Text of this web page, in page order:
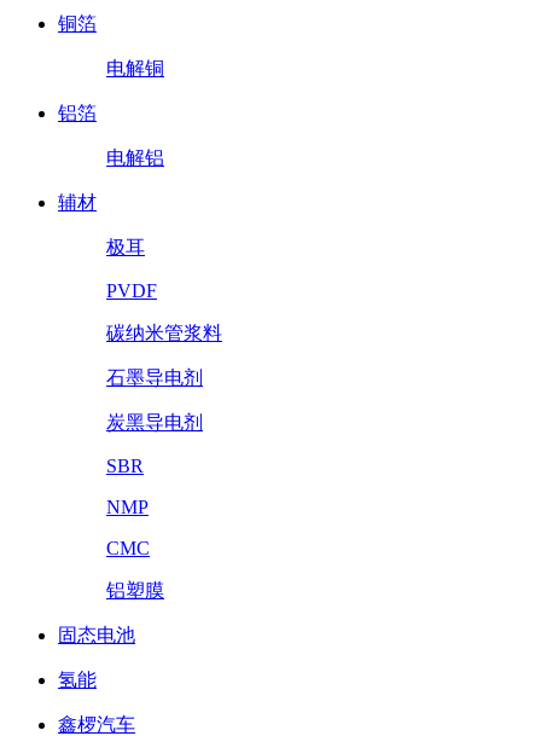
铜箔
电解铜
铝箔
电解铝
辅材
极耳
PVDF
碳纳米管浆料
石墨导电剂
炭黑导电剂
SBR
NMP
CMC
铝塑膜
固态电池
氢能
鑫椤汽车